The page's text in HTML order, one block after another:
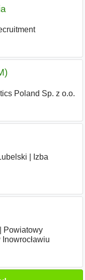
Poland Sp. z o.o.
Izba
Powiatowy